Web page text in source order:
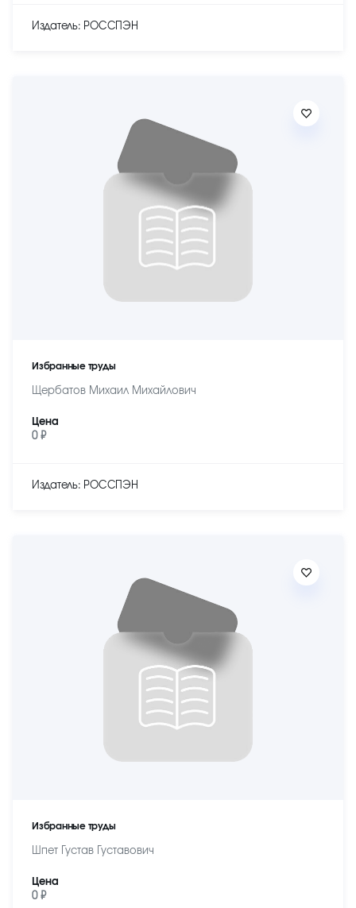
Издатель: РОССПЭН
Избранные труды
Щербатов Михаил Михайлович
Цена
0 ₽
Издатель: РОССПЭН
Избранные труды
Шпет Густав Густавович
Цена
0 ₽